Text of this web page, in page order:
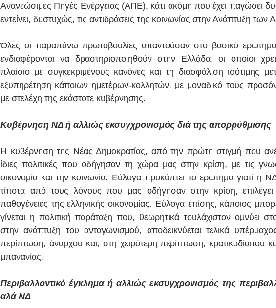
Ανανεώσιμες Πηγές Ενέργειας (ΑΠΕ), κάτι ακόμη που έχει παγώσει
εντείνει, δυστυχώς, τις αντιδράσεις της κοινωνίας στην Ανάπτυξη των
Όλες οι παραπάνω πρωτοβουλίες απαντούσαν στο βασικό
ενδιαφέρονται να δραστηριοποιηθούν στην Ελλάδα, οι οποίοι
πλαίσιο με συγκεκριμένους κανόνες και τη διασφάλιση ισότιμης
εξυπηρέτηση κάποιων ημετέρων-κολλητών, με μοναδικό τους προσόν
με στελέχη της εκάστοτε κυβέρνησης.
Κυβέρνηση ΝΔ ή αλλιώς εκσυγχρονισμός διά της απορρύθμισης
Η κυβέρνηση της Νέας Δημοκρατίας, από την πρώτη στιγμή που
ίδιες πολιτικές που οδήγησαν τη χώρα μας στην κρίση, με τις
οικονομία και την κοινωνία. Εύλογα προκύπτει το ερώτημα γιατί η
τίποτα από τους λόγους που μας οδήγησαν στην κρίση, επιλέγει
παθογένειες της ελληνικής οικονομίας. Εύλογα επίσης, κάποιος
γίνεται η πολιτική παράταξη που, θεωρητικά τουλάχιστον ομνύει
στην ανάπτυξη του ανταγωνισμού, αποδεικνύεται τελικά
περίπτωση, άναρχου και, στη χειρότερη περίπτωση, κρατικοδίαιτου
μπανανίας.
Περιβαλλοντικό έγκλημα ή αλλιώς εκσυγχρονισμός της
αλά ΝΔ